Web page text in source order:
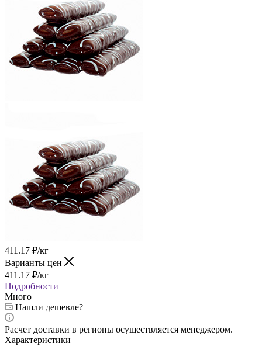
411.17 ₽/кг
Варианты цен
411.17 ₽/кг
Подробности
Много
Нашли дешевле?
Расчет доставки в регионы осуществляется менеджером.
Характеристики